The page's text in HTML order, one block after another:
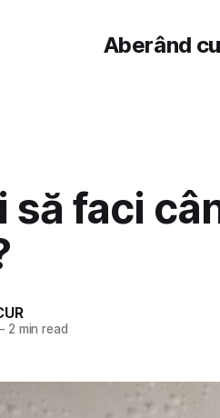
Aberând
să faci
2 min read